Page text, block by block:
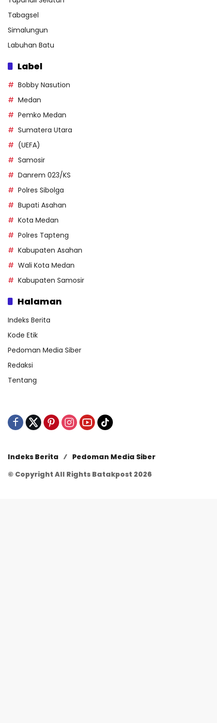
Tabagsel
Simalungun
Labuhan Batu
Label
Bobby Nasution
Medan
Pemko Medan
Sumatera Utara
(UEFA)
Samosir
Danrem 023/KS
Polres Sibolga
Bupati Asahan
Kota Medan
Polres Tapteng
Kabupaten Asahan
Wali Kota Medan
Kabupaten Samosir
Halaman
Indeks Berita
Kode Etik
Pedoman Media Siber
Redaksi
Tentang
Indeks Berita
Pedoman Media Siber
© Copyright All Rights Batakpost 2026